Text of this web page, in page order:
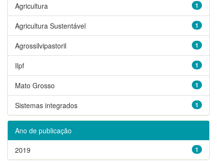
1
Agricultura
1
Agricultura Sustentável
1
Agrossilvipastoril
1
Ilpf
1
Mato Grosso
1
Sistemas integrados
Ano de publicação
1
2019